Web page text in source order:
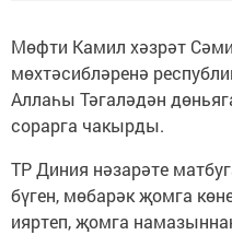
Мөфти Камил хәзрәт
мөхтәсибләренә
Аллаһы Тәгаләдән
сорарга чакырды.
ТР Диния нәзарәте
бүген, мөбарәк җомга
ияртеп, җомга